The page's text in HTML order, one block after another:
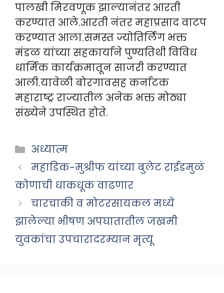
पालखी मिरवणूक झाल्यानंतर आरती
करण्यात आले.आरती नंतर महाप्रसाद वाटप
करण्यात आला.समस्त ज्योतिर्लिंग भक्त
मंडळ यांच्या सहकार्याने पुण्यतिथी विविध
धार्मिक कार्यक्रमातून साजरी करण्यात
आली.यावेळी बोरगावसह कर्नाटक
महाराष्ट्र राज्यातील अनेक भक्त मोठ्या
संख्येने उपस्थित होते.
Categories
अध्यात्म
महाडिक-मुश्रीफ यांच्या बुलेट राईडमुळं
कोणाची धाकधूक वाढणार
चारचाकी व मोटरसायकल मध्ये
झालेल्या भीषण अपघातातील जखमी
युवकांचा उपचारादरम्यान मृत्यू